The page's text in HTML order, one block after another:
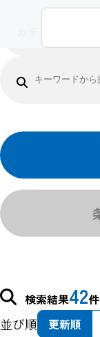
カテゴリーを指
検索結果42件
並び順 更新順